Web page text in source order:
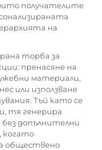
получателите
на
торба за
пренасяне на
материали,
или използване
Тъй като се
тя генерира
допълнителни
когато
обществено